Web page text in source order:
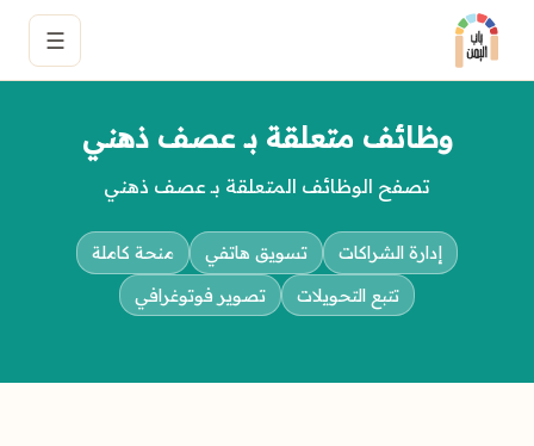
☰
وظائف متعلقة بـ عصف ذهني
تصفح الوظائف المتعلقة بـ عصف ذهني
إدارة الشراكات تسويق هاتفي
منحة كاملة
تتبع التحويلات
تصوير فوتوغرافي